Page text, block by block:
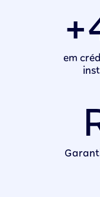
em